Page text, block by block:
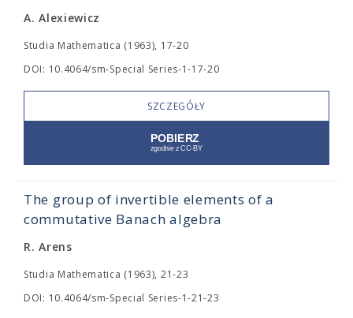
A. Alexiewicz
Studia Mathematica (1963), 17-20
DOI: 10.4064/sm-Special Series-1-17-20
SZCZEGÓŁY
The group of invertible elements of a
commutative Banach algebra
R. Arens
Studia Mathematica (1963), 21-23
DOI: 10.4064/sm-Special Series-1-21-23